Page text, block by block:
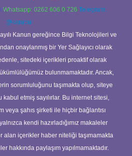
Whatsapp: 0262 606 0 726 Telegram:
@karabul
Kanun gereğince Bilgi Teknolojileri ve
onaylanmış bir Yer Sağlayıcı olarak
sitedeki içerikleri proaktif olarak
bulunmamaktadır. Ancak,
sorumluluğunu taşımakta olup, siteye
etmiş sayılırlar. Bu internet sitesi,
veya şahıs şirketi ile hiçbir bağlantısı
kendi hazırladığımız makaleler
alan içerikler haber niteliği taşımamakta
hakkında paylaşım yapılmamaktadır.